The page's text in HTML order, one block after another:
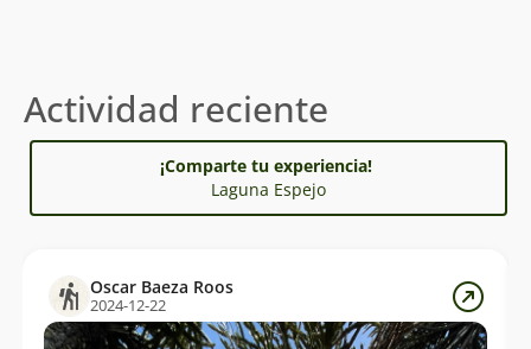
Actividad reciente
¡Comparte tu experiencia!
Laguna Espejo
Oscar Baeza Roos
2024-12-22